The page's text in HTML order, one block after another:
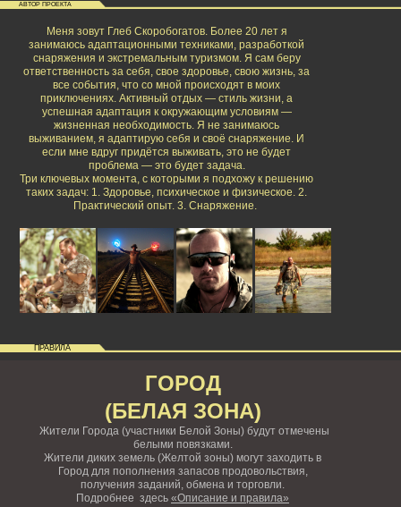
АВТОР ПРОЕКТА
Меня зовут Глеб Скоробогатов. Более 20 лет я
занимаюсь адаптационными техниками, разработкой
снаряжения и экстремальным туризмом. Я сам беру
ответственность за себя, свое здоровье, свою жизнь, за
все события, что со мной происходят в моих
приключениях. Активный отдых — стиль жизни, а
успешная адаптация к окружающим условиям —
жизненная необходимость. Я не занимаюсь
выживанием, я адаптирую себя и своё снаряжение. И
если мне вдруг придётся выживать, это не будет
проблема — это будет задача.
Три ключевых момента, с которыми я подхожу к решению
таких задач: 1. Здоровье, психическое и физическое. 2.
Практический опыт. 3. Снаряжение.
ПРАВИЛА
ГОРОД
(БЕЛАЯ ЗОНА)
Жители Города (участники Белой Зоны) будут отмечены
белыми повязками.
Жители диких земель (Желтой зоны) могут заходить в
Город для пополнения запасов продовольствия,
получения заданий, обмена и торговли.
Подробнее здесь «Описание и правила»